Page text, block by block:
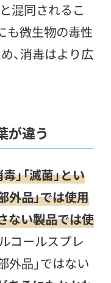
混同されるこ
も微生物の毒性
、消毒はより広
が違う
」「滅菌」とい
外品」では使用
ない製品では使
コールスプレ
外品」ではない